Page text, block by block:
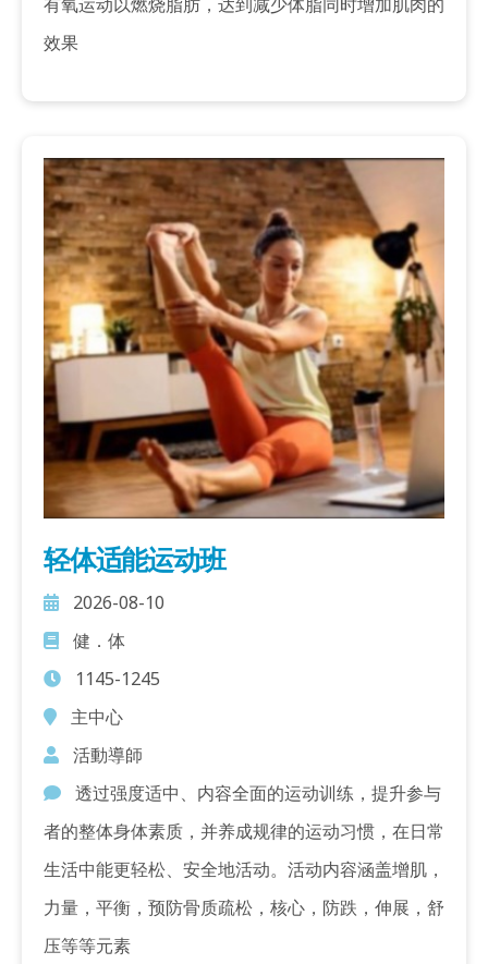
效果
轻体适能运动班
2026-08-10
健．体
1145-1245
主中心
活動導師
透过强度适中、内容全面的运动训练，提升参与
者的整体身体素质，并养成规律的运动习惯，在日常
生活中能更轻松、安全地活动。活动内容涵盖增肌，
力量，平衡，预防骨质疏松，核心，防跌，伸展，舒
压等等元素